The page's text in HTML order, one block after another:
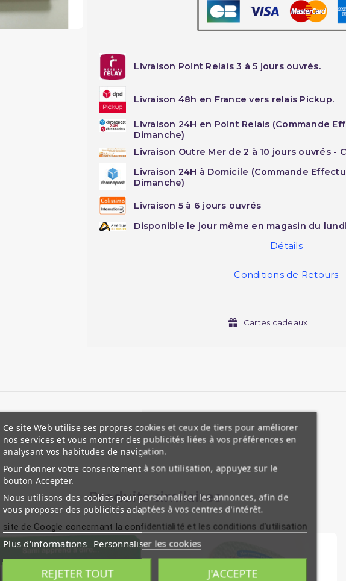
Livraison Point Relais 3 à 5 jours ouvrés.
Livraison 48h en France vers relais Pickup.
Livraison 24H en Point Relais (Commande
Dimanche)
Livraison Outre Mer de 2 à 10 jours ouvrés -
Livraison 24H à Domicile (Commande
Dimanche)
Livraison 5 à 6 jours ouvrés
Disponible le jour même en magasin du
Détails
Conditions de Retours
Cartes cadeaux
Produits similaires
Ce site Web utilise ses propres cookies et ceux de tiers pour améliorer
nos services et vous montrer des publicités liées à vos préférences en
analysant vos habitudes de navigation.
Pour donner votre consentement à son utilisation, appuyez sur le
bouton Accepter.
Nous utilisons des cookies pour personnaliser les annonces, afin de
vous proposer des publicités adaptées à vos centres d'intérêt.
site de Google concernant la confidentialité et les conditions d'utilisation
Plus d'informations Personnaliser les cookies
REJETER TOUT J'ACCEPTE